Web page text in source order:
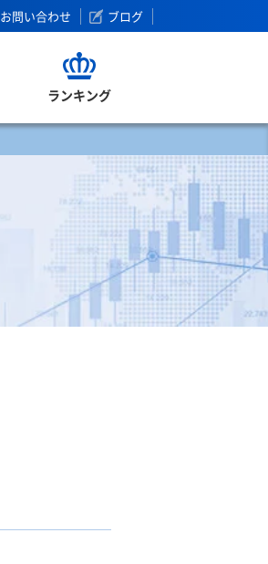
お問い合わせ ブログ
ランキング